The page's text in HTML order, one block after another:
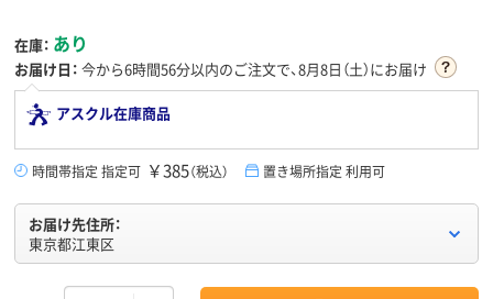
在庫： あり
お届け日： 今から6時間56分以内のご注文で、8月8日（土）にお届け
アスクル在庫商品
時間帯指定 指定可 ￥385（税込） 置き場所指定 利用可
お届け先住所：
東京都江東区